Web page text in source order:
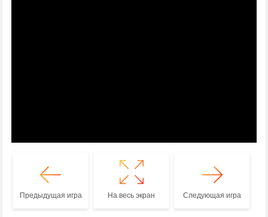
Предыдущая игра На весь экран Следующая игра